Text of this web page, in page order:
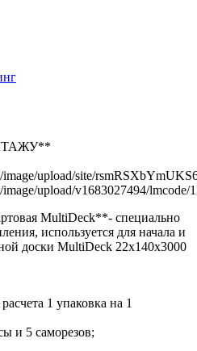
upload/site/
upload/v1683027494/
MultiDeck**- специально
используется для начала и
доски MultiDeck 22х140х3000
1 упаковка на 1
и 5 саморезов;